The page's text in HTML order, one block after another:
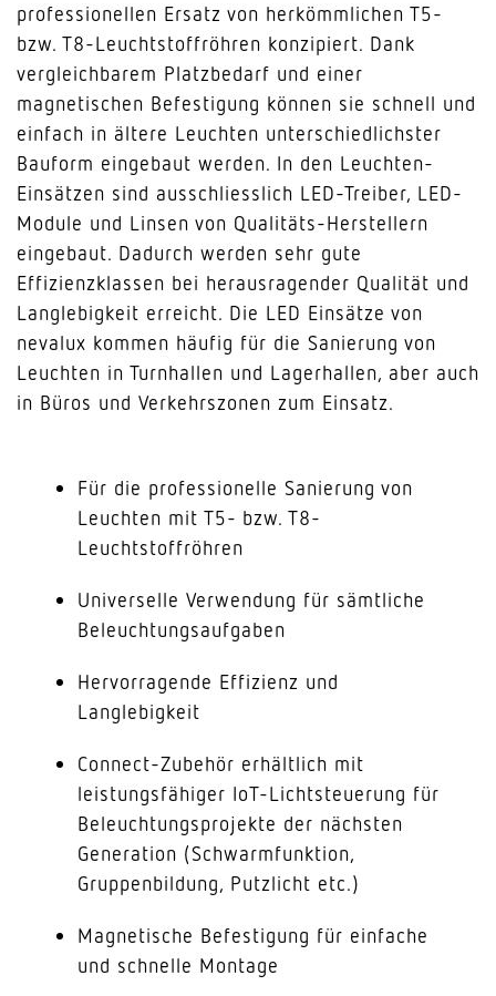
professionellen Ersatz von herkömmlichen T5-
bzw. T8-Leuchtstoffröhren konzipiert. Dank
vergleichbarem Platzbedarf und einer
magnetischen Befestigung können sie schnell und
einfach in ältere Leuchten unterschiedlichster
Bauform eingebaut werden. In den Leuchten-
Einsätzen sind ausschliesslich LED-Treiber, LED-
Module und Linsen von Qualitäts-Herstellern
eingebaut. Dadurch werden sehr gute
Effizienzklassen bei herausragender Qualität und
Langlebigkeit erreicht. Die LED Einsätze von
nevalux kommen häufig für die Sanierung von
Leuchten in Turnhallen und Lagerhallen, aber auch
in Büros und Verkehrszonen zum Einsatz.
Für die professionelle Sanierung von
Leuchten mit T5- bzw. T8-
Leuchtstoffröhren
Universelle Verwendung für sämtliche
Beleuchtungsaufgaben
Hervorragende Effizienz und
Langlebigkeit
Connect-Zubehör erhältlich mit
leistungsfähiger IoT-Lichtsteuerung für
Beleuchtungsprojekte der nächsten
Generation (Schwarmfunktion,
Gruppenbildung, Putzlicht etc.)
Magnetische Befestigung für einfache
und schnelle Montage